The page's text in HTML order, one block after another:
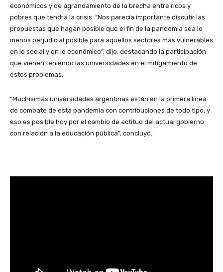
económicos y de agrandamiento de la brecha entre ricos y
pobres que tendrá la crisis. “Nos parecía importante discutir las
propuestas que hagan posible que el fin de la pandemia sea lo
menos perjudicial posible para aquellos sectores más vulnerables
en lo social y en lo económico”, dijo, destacando la participación
que vienen teniendo las universidades en el mitigamiento de
estos problemas.
“Muchísimas universidades argentinas están en la primera línea
de combate de esta pandemia con contribuciones de todo tipo, y
eso es posible hoy por el cambio de actitud del actual gobierno
con relación a la educación pública”, concluyó.